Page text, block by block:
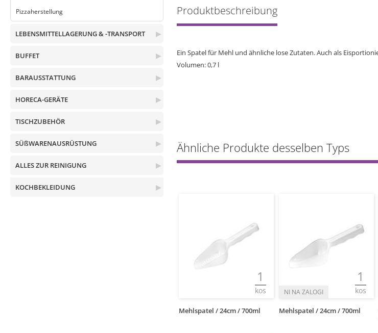
Pizzaherstellung
▶
LEBENSMITTELLAGERUNG & -TRANSPORT
▶
BUFFET
▶
BARAUSSTATTUNG
▶
HORECA-GERÄTE
▶
TISCHZUBEHÖR
▶
SÜßWARENAUSRÜSTUNG
▶
ALLES ZUR REINIGUNG
▶
KOCHBEKLEIDUNG
Produktbeschreibung
Ein Spatel für Mehl und ähnliche lose Zutaten. Auch als
Volumen: 0,7 l
Ähnliche Produkte desselben Typs
1
kos
Mehlspatel / 24cm / 700ml
1
kos
Mehlspatel / 24cm / 700ml